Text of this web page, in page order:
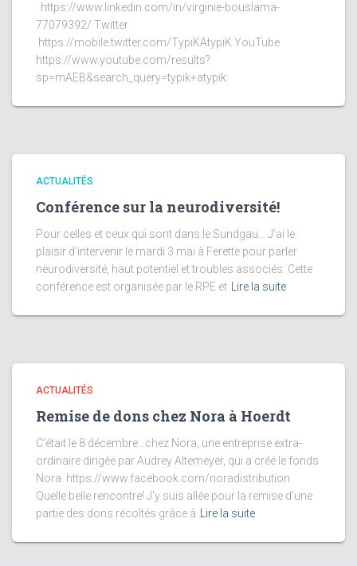
https://www.linkedin.com/in/virginie-bouslama-
77079392/ Twitter
https://mobile.twitter.com/TypiKAtypiK YouTube
https://www.youtube.com/results?
sp=mAEB&search_query=typik+atypik
ACTUALITÉS
Conférence sur la neurodiversité!
Pour celles et ceux qui sont dans le Sundgau… J’ai le
plaisir d’intervenir le mardi 3 mai à Ferette pour parler
neurodiversité, haut potentiel et troubles associés. Cette
conférence est organisée par le RPE et
Lire la suite
ACTUALITÉS
Remise de dons chez Nora à Hoerdt
C’était le 8 décembre…chez Nora, une entreprise extra-
ordinaire dirigée par Audrey Altemeyer, qui a créé le fonds
Nora https://www.facebook.com/noradistribution
Quelle belle rencontre! J’y suis allée pour la remise d’une
partie des dons récoltés grâce à
Lire la suite